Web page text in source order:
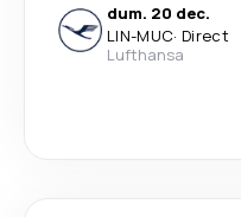
dum. 20 dec.
LIN-MUC· Direct
Lufthansa